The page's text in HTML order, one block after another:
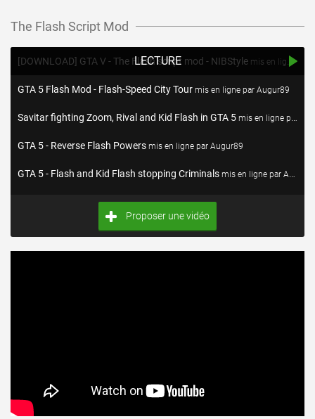
The Flash Script Mod
[DOWNLOAD] GTA V - The Flash script mod - NIBStyle mis en ligne par BenDeR
LECTURE
GTA 5 Flash Mod - Flash-Speed City Tour mis en ligne par Augur89
Savitar fighting Zoom, Rival and Kid Flash in GTA 5 mis en ligne par Augur89
GTA 5 - Reverse Flash Powers mis en ligne par Augur89
GTA 5 - Flash and Kid Flash stopping Criminals mis en ligne par Augur89
Reverse Flash vs Zoom [4K]mis en ligne par Augur89
Team Flash vs Aliens in GTA 5mis en ligne par Augur89
Proposer une vidéo